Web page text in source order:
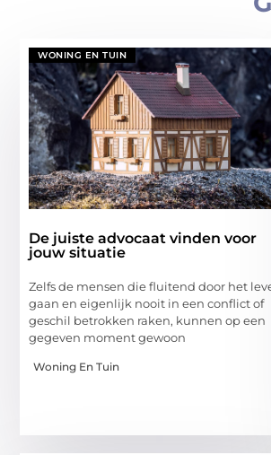
WONING EN TUIN
De juiste advocaat vinden voor
jouw situatie
Zelfs de mensen die fluitend door het
gaan en eigenlijk nooit in een conflict of
geschil betrokken raken, kunnen op een
gegeven moment gewoon
Woning En Tuin